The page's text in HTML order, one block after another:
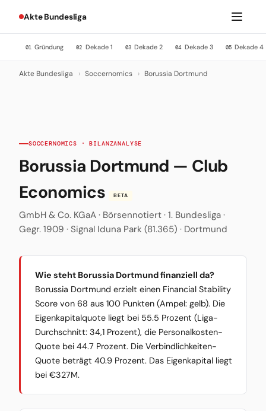
Akte Bundesliga
01 Gründung 02 Dekade 1 03 Dekade 2 04 Dekade 3 05 Dekade 4
Akte Bundesliga › Soccernomics › Borussia Dortmund
SOCCERNOMICS · BILANZANALYSE
Borussia Dortmund — Club
Economics
BETA
GmbH & Co. KGaA · Börsennotiert · 1. Bundesliga ·
Gegr. 1909 · Signal Iduna Park (81.365) · Dortmund
Wie steht Borussia Dortmund finanziell da?
Borussia Dortmund erzielt einen Financial Stability
Score von 68 aus 100 Punkten (Ampel: gelb). Die
Eigenkapitalquote liegt bei 55.5 Prozent (Liga-
Durchschnitt: 34,1 Prozent), die Personalkosten-
Quote bei 44.7 Prozent. Die Verbindlichkeiten-
Quote beträgt 40.9 Prozent. Das Eigenkapital liegt
bei €327M.